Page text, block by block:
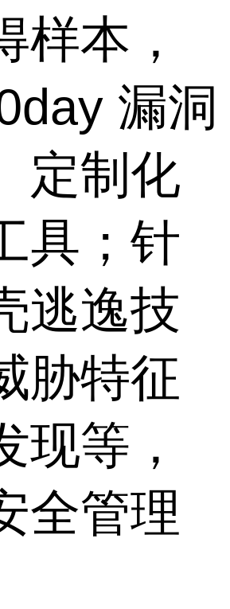
样本，
漏洞
定制化
具；针
逃逸技
胁特征
现等，
全管理